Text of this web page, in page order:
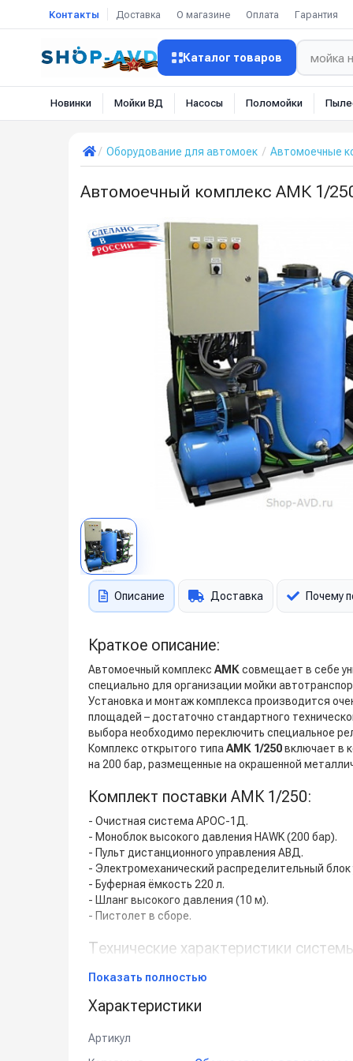
Контакты Доставка О магазине Оплата Гарантия
Каталог товаров
Новинки Мойки ВД Насосы Поломойки
Оборудование для автомоек Автомоечные
Автомоечный комплекс АМК 1/
Описание Доставка Почему
Краткое описание:
Автомоечный комплекс АМКсовмещает в себе
специально для организации мойки
Установка и монтаж комплекса производится
площадей – достаточно стандартного
выбора необходимо переключить специальное
Комплекс открытого типа АМК 1/250включает в
на 200 бар, размещенные на окрашенной
Комплект поставки АМК 1/250:
- Очистная система АРОС-1Д.
- Моноблок высокого давления HAWK (200 бар).
- Пульт дистанционного управления АВД.
- Электромеханический распределительный
- Буферная ёмкость 220 л.
- Шланг высокого давления (10 м).
- Пистолет в сборе.
Технические характеристики
Показать полностью
Характеристики
Артикул